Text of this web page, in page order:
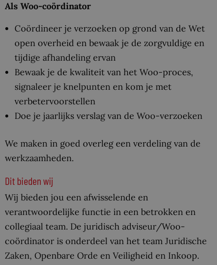
Als Woo-coördinator
Coördineer je verzoeken op grond van de Wet
open overheid en bewaak je de zorgvuldige en
tijdige afhandeling ervan
Bewaak je de kwaliteit van het Woo-proces,
signaleer je knelpunten en kom je met
verbetervoorstellen
Doe je jaarlijks verslag van de Woo-verzoeken
We maken in goed overleg een verdeling van de
werkzaamheden.
Dit bieden wij
Wij bieden jou een afwisselende en
verantwoordelijke functie in een betrokken en
collegiaal team. De juridisch adviseur/Woo-
coördinator is onderdeel van het team Juridische
Zaken, Openbare Orde en Veiligheid en Inkoop.